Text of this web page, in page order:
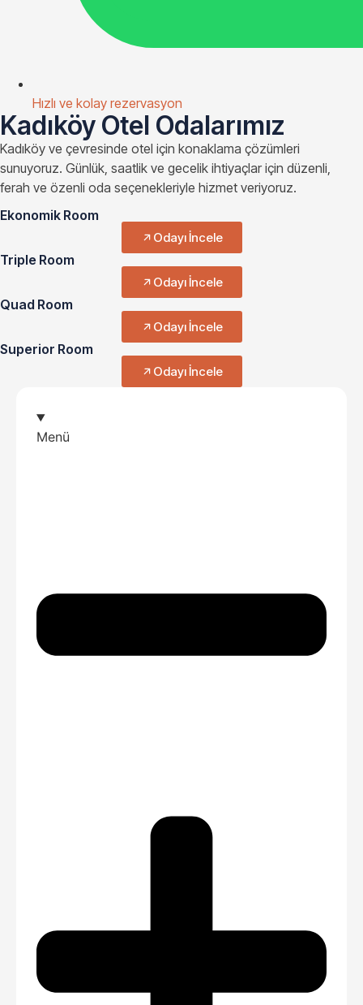
Hızlı ve kolay rezervasyon
Kadıköy Otel Odalarımız
Kadıköy ve çevresinde otel için konaklama çözümleri
sunuyoruz. Günlük, saatlik ve gecelik ihtiyaçlar için düzenli,
ferah ve özenli oda seçenekleriyle hizmet veriyoruz.
Ekonomik Room
Odayı İncele
Triple Room
Odayı İncele
Quad Room
Odayı İncele
Superior Room
Odayı İncele
Menü